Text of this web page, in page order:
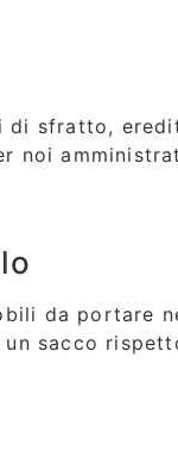
di sfratto,
noi
da portare
sacco